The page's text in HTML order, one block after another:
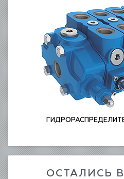
ОСТАЛИСЬ